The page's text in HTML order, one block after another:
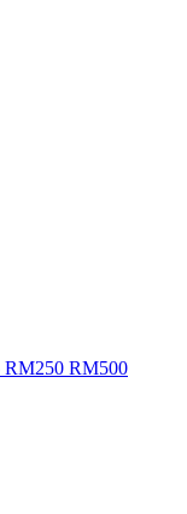
RM250 RM500